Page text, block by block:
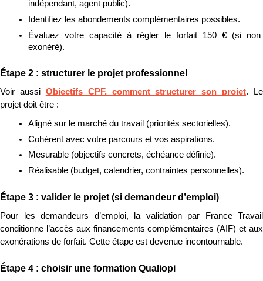
indépendant, agent public).
Identifiez les abondements complémentaires possibles.
Évaluez votre capacité à régler le forfait 150 € (si non
exonéré).
Étape 2 : structurer le projet professionnel
Voir aussi Objectifs CPF, comment structurer son projet. Le
projet doit être :
Aligné sur le marché du travail (priorités sectorielles).
Cohérent avec votre parcours et vos aspirations.
Mesurable (objectifs concrets, échéance définie).
Réalisable (budget, calendrier, contraintes personnelles).
Étape 3 : valider le projet (si demandeur d’emploi)
Pour les demandeurs d’emploi, la validation par France Travail
conditionne l’accès aux financements complémentaires (AIF) et aux
exonérations de forfait. Cette étape est devenue incontournable.
Étape 4 : choisir une formation Qualiopi